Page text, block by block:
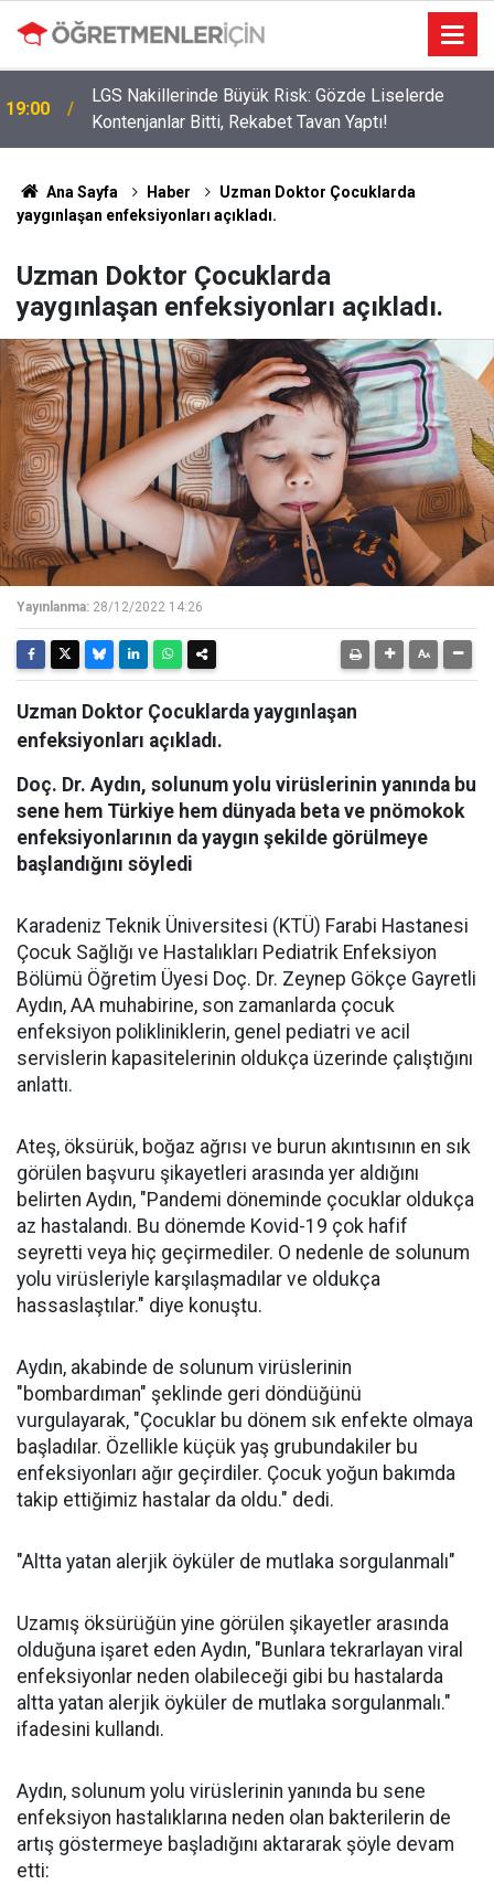
19:00
LGS Nakillerinde Büyük Risk: Gözde Liselerde
Kontenjanlar Bitti, Rekabet Tavan Yaptı!
Ana Sayfa Haber
Uzman Doktor Çocuklarda
yaygınlaşan enfeksiyonları açıkladı.
Uzman Doktor Çocuklarda
yaygınlaşan enfeksiyonları açıkladı.
Yayınlanma: 28/12/2022 14:26
Uzman Doktor Çocuklarda yaygınlaşan
enfeksiyonları açıkladı.
Doç. Dr. Aydın, solunum yolu virüslerinin yanında bu
sene hem Türkiye hem dünyada beta ve pnömokok
enfeksiyonlarının da yaygın şekilde görülmeye
başlandığını söyledi
Karadeniz Teknik Üniversitesi (KTÜ) Farabi Hastanesi
Çocuk Sağlığı ve Hastalıkları Pediatrik Enfeksiyon
Bölümü Öğretim Üyesi Doç. Dr. Zeynep Gökçe Gayretli
Aydın, AA muhabirine, son zamanlarda çocuk
enfeksiyon polikliniklerin, genel pediatri ve acil
servislerin kapasitelerinin oldukça üzerinde çalıştığını
anlattı.
Ateş, öksürük, boğaz ağrısı ve burun akıntısının en sık
görülen başvuru şikayetleri arasında yer aldığını
belirten Aydın, "Pandemi döneminde çocuklar oldukça
az hastalandı. Bu dönemde Kovid-19 çok hafif
seyretti veya hiç geçirmediler. O nedenle de solunum
yolu virüsleriyle karşılaşmadılar ve oldukça
hassaslaştılar." diye konuştu.
Aydın, akabinde de solunum virüslerinin
"bombardıman" şeklinde geri döndüğünü
vurgulayarak, "Çocuklar bu dönem sık enfekte olmaya
başladılar. Özellikle küçük yaş grubundakiler bu
enfeksiyonları ağır geçirdiler. Çocuk yoğun bakımda
takip ettiğimiz hastalar da oldu." dedi.
"Altta yatan alerjik öyküler de mutlaka sorgulanmalı"
Uzamış öksürüğün yine görülen şikayetler arasında
olduğuna işaret eden Aydın, "Bunlara tekrarlayan viral
enfeksiyonlar neden olabileceği gibi bu hastalarda
altta yatan alerjik öyküler de mutlaka sorgulanmalı."
ifadesini kullandı.
Aydın, solunum yolu virüslerinin yanında bu sene
enfeksiyon hastalıklarına neden olan bakterilerin de
artış göstermeye başladığını aktararak şöyle devam
etti: